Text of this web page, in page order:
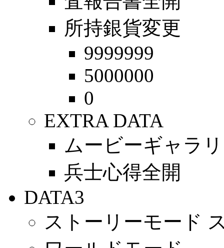
所持銀貨変更
9999999
5000000
0
EXTRA DATA
ムービーギャラ
兵士心得全開
DATA3
ストーリーモード